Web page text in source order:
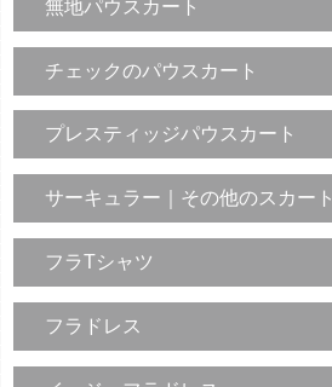
無地パウスカート
チェックのパウスカート
プレスティッジパウスカート
サーキュラー｜その他のスカート
フラTシャツ
フラドレス